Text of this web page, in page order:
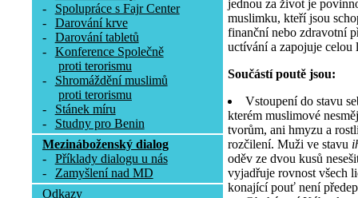
-
Spolupráce s Fajr Center
-
Darování krve
-
Darování tabletů
-
Konference Společně
proti terorismu
-
Shromáždění muslimů
proti terorismu
-
Stánek míru
-
Studny pro Benin
Mezináboženský dialog
-
Příklady dialogu u nás
-
Zamyšlení nad MD
Odkazy
jednou za život je
muslimku, kteří jsou
finanční nebo zdravotní
uctívání a zapojuje celou
Součástí poutě jsou:
Vstoupení do stavu
kterém muslimové
tvorům, ani hmyzu a
rozčilení. Muži ve stavu
oděv ze dvou kusů
vyjadřuje rovnost všech
konající pouť není